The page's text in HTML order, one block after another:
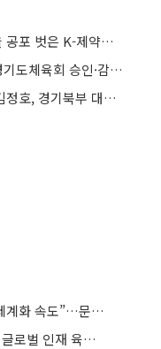
의약품 관세 최대 15% 확정…초고율 공포 벗은 K-제약‧바이오
“선수선발 공정성 붕괴”…조미자 “경기도체육회 승인·감독 책임 방치 수준”
“114조 외쳤지만 집행은 제자리”…김정호, 경기북부 대개조 ‘실행 부재’ 직격
문체부 “예술인 안전망 강화·K컬처 세계화 속도”…문화강국 청사진 제시
CJ문화재단, 음악 유학생 5명 선발…글로벌 인재 육성 지원